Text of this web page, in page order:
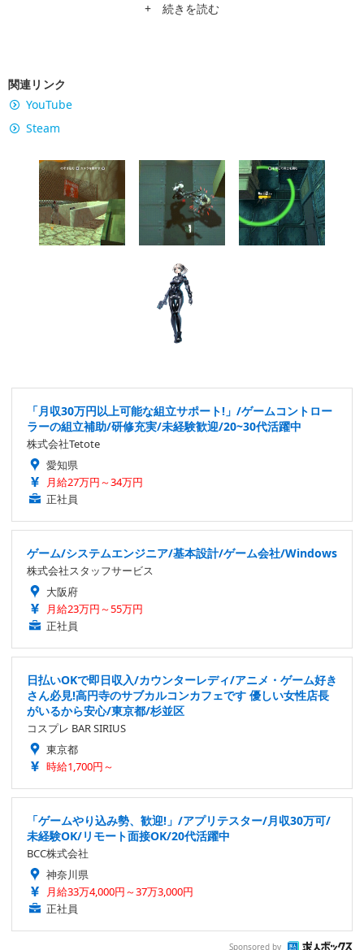
+ 続きを読む
関連リンク
YouTube
Steam
「月収30万円以上可能な組立サポート!」/ゲームコントロー
ラーの組立補助/研修充実/未経験歓迎/20~30代活躍中
株式会社Tetote
愛知県
月給27万円～34万円
正社員
ゲーム/システムエンジニア/基本設計/ゲーム会社/Windows
株式会社スタッフサービス
大阪府
月給23万円～55万円
正社員
日払いOKで即日収入/カウンターレディ/アニメ・ゲーム好き
さん必見!高円寺のサブカルコンカフェです 優しい女性店長
がいるから安心/東京都/杉並区
コスプレ BAR SIRIUS
東京都
時給1,700円～
「ゲームやり込み勢、歓迎!」/アプリテスター/月収30万可/
未経験OK/リモート面接OK/20代活躍中
BCC株式会社
神奈川県
月給33万4,000円～37万3,000円
正社員
Sponsored by